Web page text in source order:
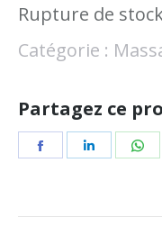
Rupture de
Catégorie :
Partagez ce
Partager Partager